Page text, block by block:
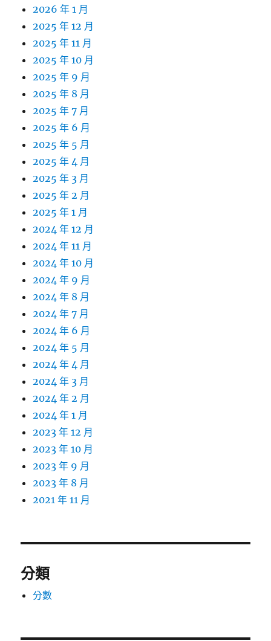
2026 年 1 月
2025 年 12 月
2025 年 11 月
2025 年 10 月
2025 年 9 月
2025 年 8 月
2025 年 7 月
2025 年 6 月
2025 年 5 月
2025 年 4 月
2025 年 3 月
2025 年 2 月
2025 年 1 月
2024 年 12 月
2024 年 11 月
2024 年 10 月
2024 年 9 月
2024 年 8 月
2024 年 7 月
2024 年 6 月
2024 年 5 月
2024 年 4 月
2024 年 3 月
2024 年 2 月
2024 年 1 月
2023 年 12 月
2023 年 10 月
2023 年 9 月
2023 年 8 月
2021 年 11 月
分類
分數